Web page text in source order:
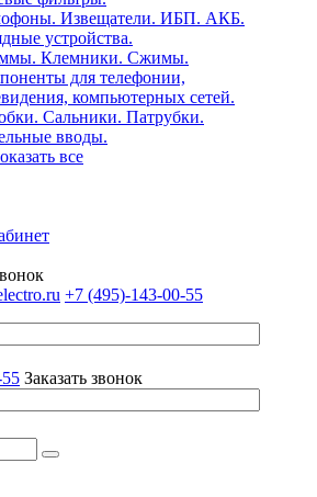
Извещатели. ИБП. АКБ.
устройства.
Клемники. Сжимы.
для телефонии,
компьютерных сетей.
Сальники. Патрубки.
вводы.
все
+7 (495)-143-00-55
Заказать звонок